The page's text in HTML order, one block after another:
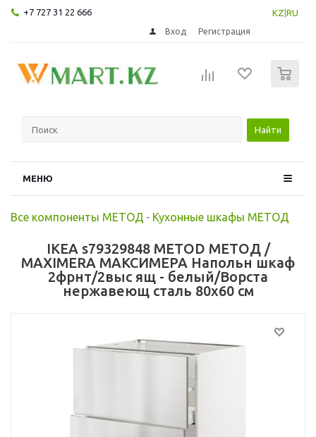
+7 727 31 22 666 KZ RU
Вход Регистрация
Найти
МЕНЮ
Все компоненты МЕТОД - Кухонные шкафы МЕТОД
IKEA s79329848 METOD МЕТОД /
MAXIMERA МАКСИМЕРА Напольн шкаф
2фрнт/2выс ящ - белый/Ворста
нержавеющ сталь 80x60 см